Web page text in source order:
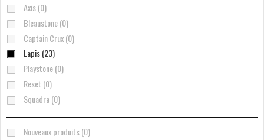
Axis (0)
Bleaustone (0)
Captain Crux (0)
Lapis (23)
Playstone (0)
Reset (0)
Squadra (0)
Nouveaux produits (0)